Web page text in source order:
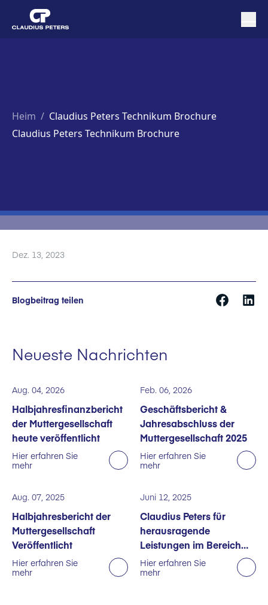
Heim / Claudius Peters Technikum Brochure
Claudius Peters Technikum Brochure
Dez. 13, 2023
Blogbeitrag teilen
Neueste Nachrichten
Aug. 04, 2026
Halbjahresfinanzbericht
der Muttergesellschaft
heute veröffentlicht
Hier erfahren Sie
mehr
Feb. 06, 2026
Geschäftsbericht &
Jahresabschluss der
Muttergesellschaft 2025
Hier erfahren Sie
mehr
Aug. 07, 2025
Halbjahresbericht der
Muttergesellschaft
Veröffentlicht
Hier erfahren Sie
mehr
Juni 12, 2025
Claudius Peters für
herausragende
Leistungen im Bereich
Nachhaltigkeit
ausgezeichnet
Hier erfahren Sie
mehr